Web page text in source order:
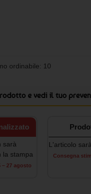
ordinabile: 10
e vedi il tuo
sarà
la stampa
– 27 agosto
L'articolo
Consegna